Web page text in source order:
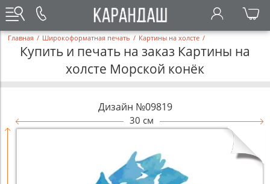
Главная / Широкоформатная печать / Картины на холсте /
Купить и печать на заказ Картины на
холсте Морской конёк
Дизайн №09819
30 см